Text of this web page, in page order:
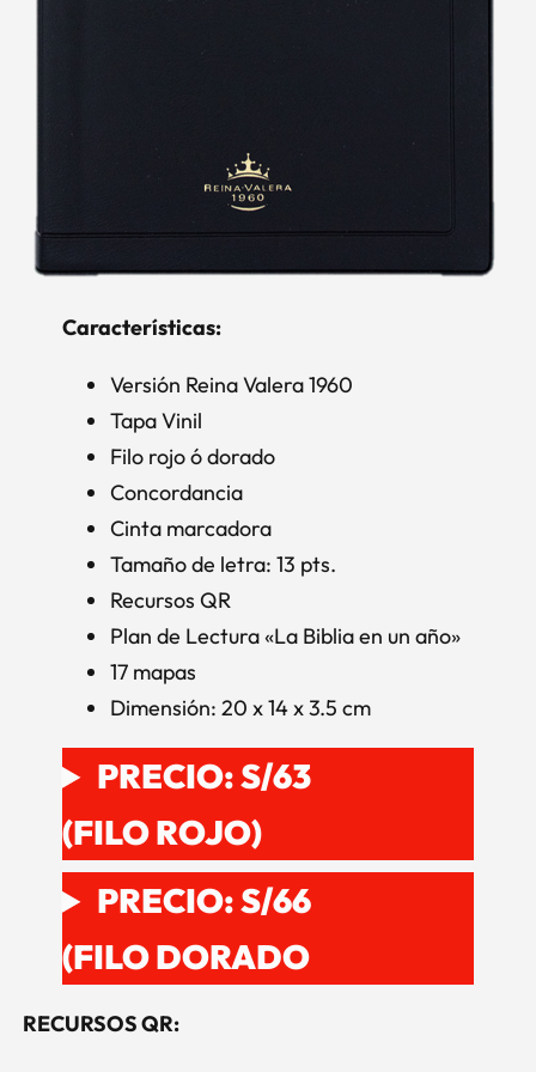
Características:
Versión Reina Valera 1960
Tapa Vinil
Filo rojo ó dorado
Concordancia
Cinta marcadora
Tamaño de letra: 13 pts.
Recursos QR
Plan de Lectura «La Biblia en un año»
17 mapas
Dimensión: 20 x 14 x 3.5 cm
PRECIO: S/63
(FILO ROJO)
PRECIO: S/66
(FILO DORADO
RECURSOS QR: